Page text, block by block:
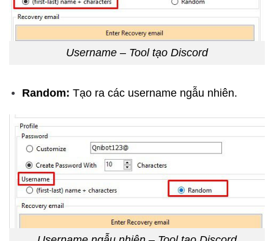
Username – Tool tạo Discord
Random: Tạo ra các username ngẫu nhiên.